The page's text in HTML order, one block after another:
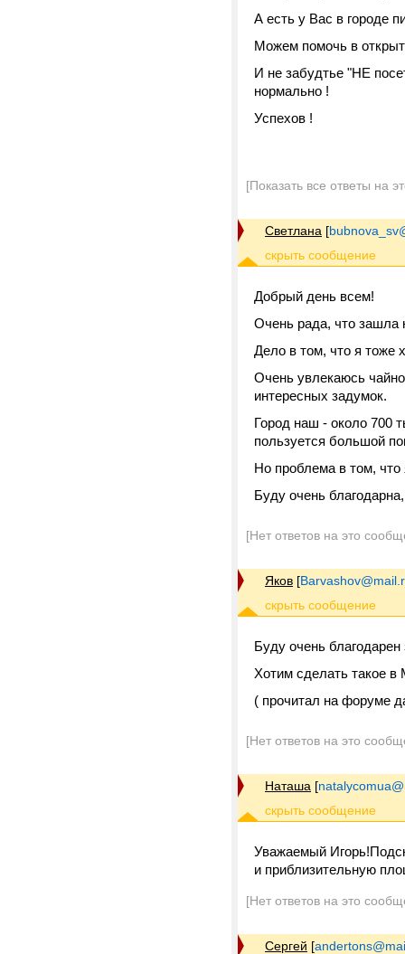
А есть у Вас в городе
Можем помочь в
И не забудтье "НЕ
нормально !
Успехов !
[Показать все ответы на
Светлана [
Добрый день всем!
Очень рада, что зашла
Дело в том, что я тоже
Очень увлекаюсь
интересных задумок.
Город наш - около 700
пользуется большой
Но проблема в том, что
Буду очень
[Нет ответов на это
Яков [
Буду очень
Хотим сделать такое в
( прочитал на форуме
[Нет ответов на это
Наташа [
Уважаемый
и приблизительную
[Нет ответов на это
Сергей [